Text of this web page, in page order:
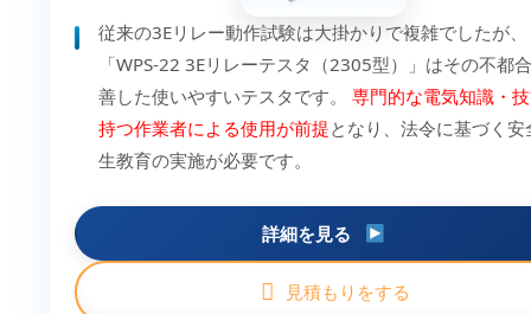
従来の3Eリレー動作試験は大掛かりで複雑でしたが、
「WPS-22 3Eリレーテスタ（2305型）」はその不都
善した使いやすいテスタです。 専門的な電気知識・
持つ作業者による使用が前提となり、法令に基づく安
生教育の実施が必要です。
詳細を見る
見積もりをする